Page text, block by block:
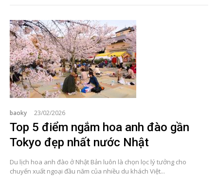
baoky 23/02/2026
Top 5 điểm ngắm hoa anh đào gần
Tokyo đẹp nhất nước Nhật
Du lịch hoa anh đào ở Nhật Bản luôn là chọn lọc lý tưởng cho
chuyến xuất ngoại đầu năm của nhiều du khách Việt...